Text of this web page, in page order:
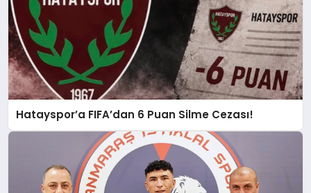
Hatayspor’a FIFA’dan 6 Puan Silme Cezası!